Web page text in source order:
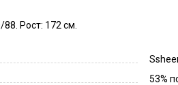
Рост: 172 см.
53%